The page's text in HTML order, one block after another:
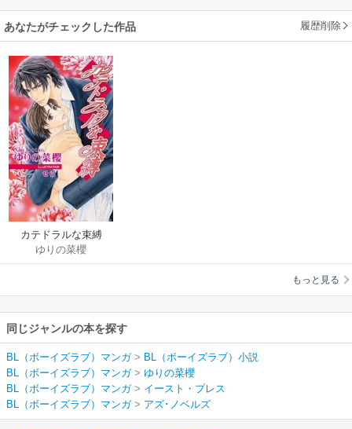
あなたがチェックした作品 履歴削除
カテドラルな束縛
ゆりの菜櫻
もっと見る
同じジャンルの本を探す
BL（ボーイズラブ）マンガ> BL（ボーイズラブ）小説
BL（ボーイズラブ）マンガ> ゆりの菜櫻
BL（ボーイズラブ）マンガ> イースト・プレス
BL（ボーイズラブ）マンガ> アズ･ノベルズ